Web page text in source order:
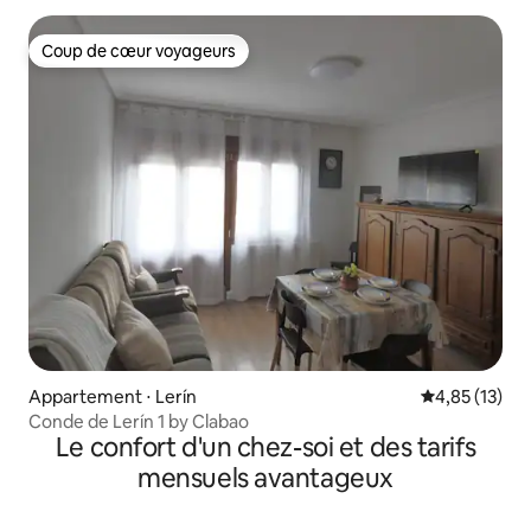
Coup de cœur voyageurs
Coup de cœur voyageurs
Appartement ⋅ Lerín Évaluation
4,85 (13)
Conde de Lerín 1 by Clabao
Le confort d'un chez-soi et des tarifs
mensuels avantageux